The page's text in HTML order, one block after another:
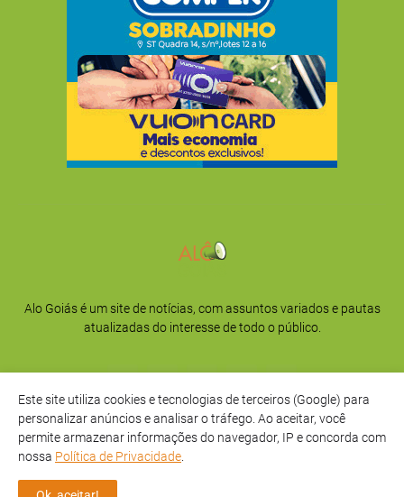
Alo Goiás é um site de notícias, com assuntos variados e pautas
atualizadas do interesse de todo o público.
Início Sobre
Este site utiliza cookies e tecnologias de terceiros (Google) para
personalizar anúncios e analisar o tráfego. Ao aceitar, você
permite armazenar informações do navegador, IP e concorda com
nossa Política de Privacidade